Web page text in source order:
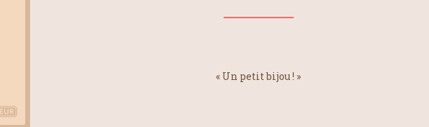
« Un petit bijou ! »